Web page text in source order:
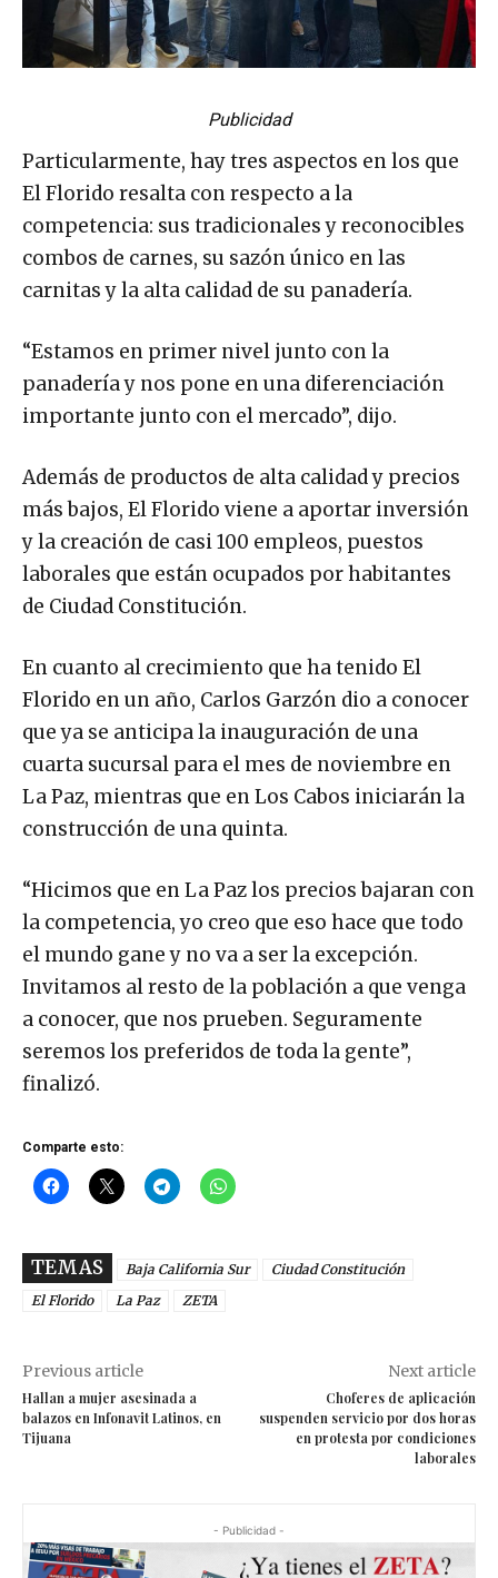
Publicidad
Particularmente, hay tres aspectos en los que
El Florido resalta con respecto a la
competencia: sus tradicionales y reconocibles
combos de carnes, su sazón único en las
carnitas y la alta calidad de su panadería.
“Estamos en primer nivel junto con la
panadería y nos pone en una diferenciación
importante junto con el mercado”, dijo.
Además de productos de alta calidad y precios
más bajos, El Florido viene a aportar inversión
y la creación de casi 100 empleos, puestos
laborales que están ocupados por habitantes
de Ciudad Constitución.
En cuanto al crecimiento que ha tenido El
Florido en un año, Carlos Garzón dio a conocer
que ya se anticipa la inauguración de una
cuarta sucursal para el mes de noviembre en
La Paz, mientras que en Los Cabos iniciarán la
construcción de una quinta.
“Hicimos que en La Paz los precios bajaran con
la competencia, yo creo que eso hace que todo
el mundo gane y no va a ser la excepción.
Invitamos al resto de la población a que venga
a conocer, que nos prueben. Seguramente
seremos los preferidos de toda la gente”,
finalizó.
Comparte esto:
TEMAS Baja California Sur
Ciudad Constitución
El Florido
La Paz ZETA
Previous article
Hallan a mujer asesinada a
balazos en Infonavit Latinos, en
Tijuana
Next article
Choferes de aplicación
suspenden servicio por dos horas
en protesta por condiciones
laborales
- Publicidad -